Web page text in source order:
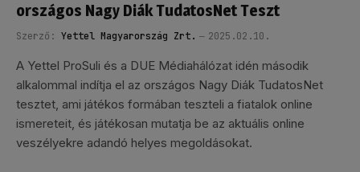
országos Nagy Diák TudatosNet Teszt
Szerző: Yettel Magyarország Zrt. 2025.02.10.
A Yettel ProSuli és a DUE Médiahálózat idén második
alkalommal indítja el az országos Nagy Diák TudatosNet
tesztet, ami játékos formában teszteli a fiatalok online
ismereteit, és játékosan mutatja be az aktuális online
veszélyekre adandó helyes megoldásokat.